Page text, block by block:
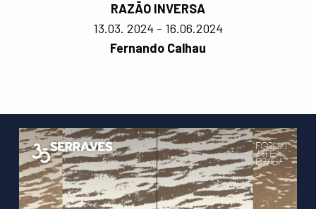
RAZÃO INVERSA
13.03. 2024 - 16.06.2024
Fernando Calhau